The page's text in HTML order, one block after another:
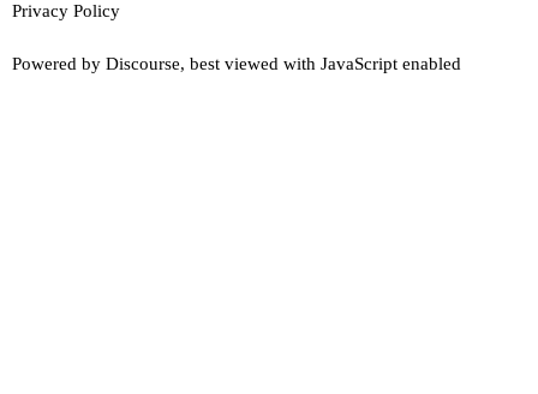
Privacy Policy
Powered by Discourse, best viewed with JavaScript enabled